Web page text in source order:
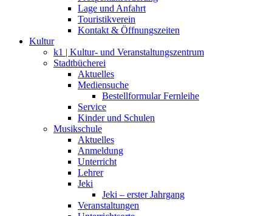
Lage und Anfahrt
Touristikverein
Kontakt & Öffnungszeiten
Kultur
k1 | Kultur- und Veranstaltungszentrum
Stadtbücherei
Aktuelles
Mediensuche
Bestellformular Fernleihe
Service
Kinder und Schulen
Musikschule
Aktuelles
Anmeldung
Unterricht
Lehrer
Jeki
Jeki – erster Jahrgang
Veranstaltungen